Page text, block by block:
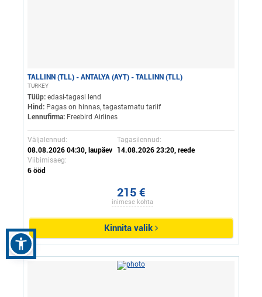
TALLINN (TLL) - ANTALYA (AYT) - TALLINN (TLL)
TURKEY
Tüüp: edasi-tagasi lend
Hind: Pagas on hinnas, tagastamatu tariif
Lennufirma: Freebird Airlines
Väljalennud:
08.08.2026 04:30, laupäev
Tagasilennud:
14.08.2026 23:20, reede
Viibimisaeg:
6 ööd
215 €
inimese kohta
Kinnita valik